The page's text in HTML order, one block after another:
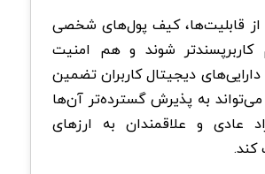
از قابلیت‌ها، کیف پول‌های شخصی
کاربرپسندتر شوند و هم امنیت
دارایی‌های دیجیتال کاربران تضمین
می‌تواند به پذیرش گسترده‌تر آن‌ها
عادی و علاقمندان به ارزهای